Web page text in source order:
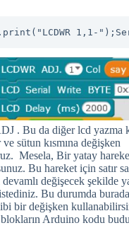
1,1-
. Bu da diğer lcd yazma
ve sütun kısmına değişken
Mesela, Bir yatay
Bu hareket için satır
devamlı değişecek şekilde
Bu durumda
bir değişken
Arduino kodu